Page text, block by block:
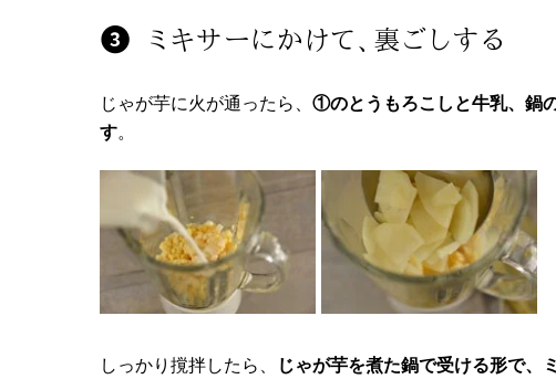
ミキサーにかけて、裏ごしする
じゃが芋に火が通ったら、 ①のとうもろこしと牛乳、鍋
す。
しっかり撹拌したら、 じゃが芋を煮た鍋で受ける形で、